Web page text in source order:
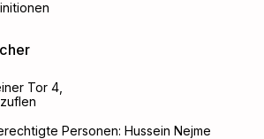
Tor 4
Personen: Hussein Nejme